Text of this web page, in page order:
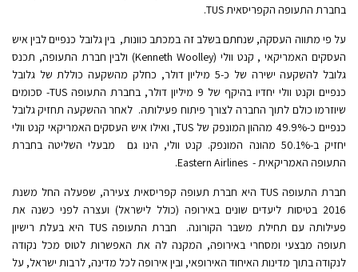
בחברת התעופה הקפריסאית TUS.
על פי מתווה העסקה, שנחתם בשלב זה במכתב כוונות, בין גלובל כנפיים לבין איש
העסקים האמריקאי , קנט וולי (Kenneth Woolley) ולבין חברת התעופה, תכנס
גלובל להשקעה ישירה של כ-5 מיליון דולר, כחלק מהשקעה כוללת של גלובל
כנפיים וקנט וולי יחדיו בהיקף של 9 מיליון דולר, בחברת התעופה TUS- סכומים
שיוזרמו כולם לתוך החברה לצורך פיתוח פעילותה. לאחר ההשקעה תחזיק גלובל
כנפיים כ-49.9% מההון המונפק של TUS, ואילו איש העסקים האמריקאי קנט וולי
יחזיק ב-50.1% מהונה המונפק. קנט וולי, הינו גם מבעלי השליטה בחברת
התעופה האמריקאית - Eastern Airlines.
חברת התעופה TUS היא חברת תעופה קפריסאית צעירה, שפעלה החל משנת
2016 בטיסות ליעדים שונים באירופה (כולל לישראל) ועצרה לפני כשנה את
פעילותה עם תחילת משבר הקורונה. חברת התעופה TUS היא בעלת רישיון
תעופה מבצעי ומסחרי באירופה, המקנה לה את האפשרות לטוס מכל נקודה
לנקודה בתוך מדינות האיחוד האירופאי, ובין אירופה לכל מדינה, לרבות ישראל, על